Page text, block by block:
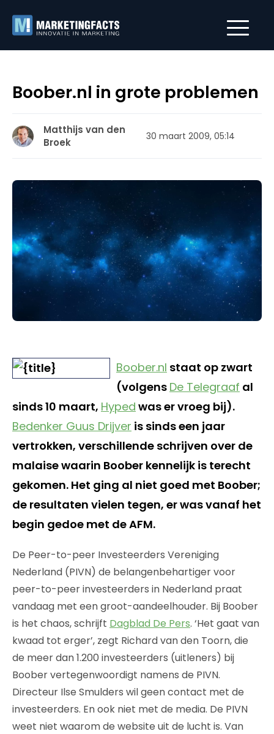
Boober.nl in grote problemen
Matthijs van den
Broek
30 maart 2009, 05:14
Boober.nl staat op zwart
(volgens De Telegraaf al
sinds 10 maart, Hyped was er vroeg bij).
Bedenker Guus Drijver is sinds een jaar
vertrokken, verschillende schrijven over de
malaise waarin Boober kennelijk is terecht
gekomen. Het ging al niet goed met Boober;
de resultaten vielen tegen, er was vanaf het
begin gedoe met de AFM.
De Peer-to-peer Investeerders Vereniging
Nederland (PIVN) de belangenbehartiger voor
peer-to-peer investeerders in Nederland praat
vandaag met een groot-aandeelhouder. Bij Boober
is het chaos, schrijft Dagblad De Pers. ‘Het gaat van
kwaad tot erger’, zegt Richard van den Toorn, die
de meer dan 1.200 investeerders (uitleners) bij
Boober vertegenwoordigt namens de PIVN.
Directeur Ilse Smulders wil geen contact met de
investeerders. En ook niet met de media. De PIVN
weet niet waarom de website uit de lucht is. Van